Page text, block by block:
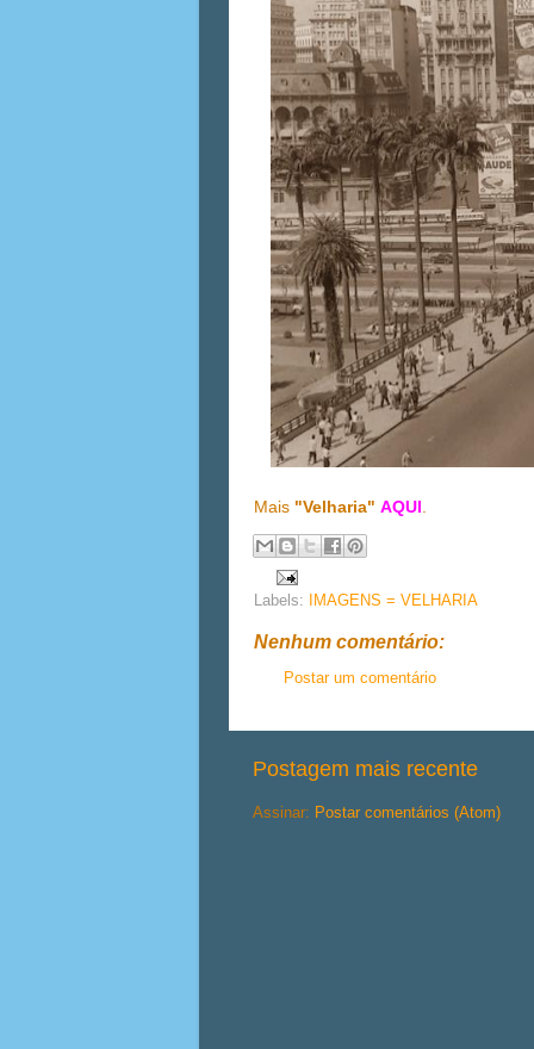
Mais "Velharia" AQUI.
Labels: IMAGENS = VELHARIA
Nenhum comentário:
Postar um comentário
Postagem mais recente
Assinar: Postar comentários (Atom)